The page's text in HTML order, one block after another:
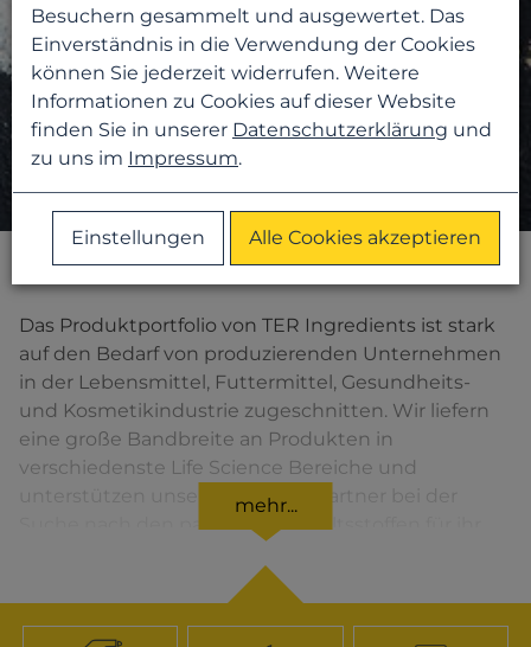
Produkte
Das Produktportfolio von TER Ingredients ist stark
auf den Bedarf von produzierenden Unternehmen
in der Lebensmittel, Futtermittel, Gesundheits-
und Kosmetikindustrie zugeschnitten. Wir liefern
eine große Bandbreite an Produkten in
verschiedenste Life Science Bereiche und
unterstützen unsere Geschäftspartner bei der
Suche nach den passenden Inhaltsstoffen für ihr
mehr...
Besuchern gesammelt und ausgewertet. Das
Einverständnis in die Verwendung der Cookies
können Sie jederzeit widerrufen. Weitere
Informationen zu Cookies auf dieser Website
finden Sie in unserer Datenschutzerklärung und
zu uns im Impressum.
Einstellungen Alle Cookies akzeptieren